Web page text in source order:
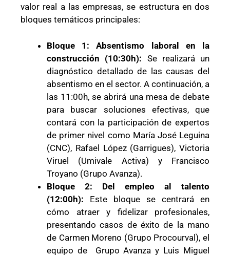
valor real a las empresas, se estructura en dos
bloques temáticos principales:
Bloque 1: Absentismo laboral en la
construcción (10:30h): Se realizará un
diagnóstico detallado de las causas del
absentismo en el sector. A continuación, a
las 11:00h, se abrirá una mesa de debate
para buscar soluciones efectivas, que
contará con la participación de expertos
de primer nivel como María José Leguina
(CNC), Rafael López (Garrigues), Victoria
Viruel (Umivale Activa) y Francisco
Troyano (Grupo Avanza).
Bloque 2: Del empleo al talento
(12:00h): Este bloque se centrará en
cómo atraer y fidelizar profesionales,
presentando casos de éxito de la mano
de Carmen Moreno (Grupo Procourval), el
equipo de Grupo Avanza y Luis Miguel